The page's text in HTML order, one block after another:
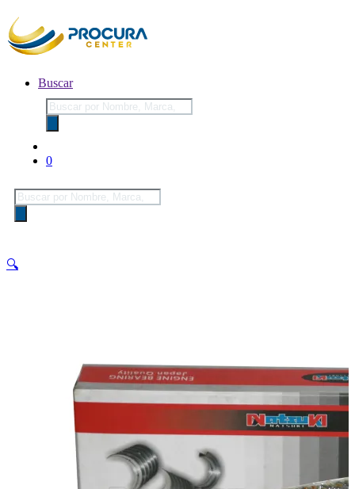
Buscar
Búsqueda
de
productos
0
Búsqueda
de
productos
🔍